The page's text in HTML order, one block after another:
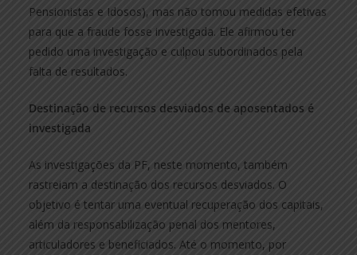
Pensionistas e Idosos), mas não tomou medidas efetivas
para que a fraude fosse investigada. Ele afirmou ter
pedido uma investigação e culpou subordinados pela
falta de resultados.
Destinação de recursos desviados de aposentados é
investigada
As investigações da PF, neste momento, também
rastreiam a destinação dos recursos desviados. O
objetivo é tentar uma eventual recuperação dos capitais,
além da responsabilização penal dos mentores,
articuladores e beneficiados. Até o momento, por